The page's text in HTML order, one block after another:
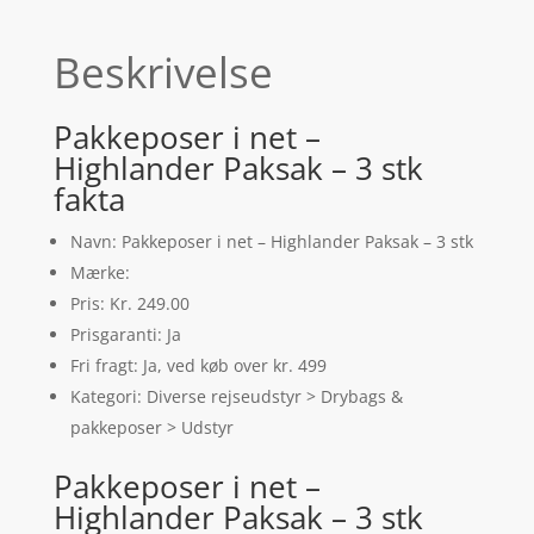
Beskrivelse
Pakkeposer i net –
Highlander Paksak – 3 stk
fakta
Navn: Pakkeposer i net – Highlander Paksak – 3 stk
Mærke:
Pris: Kr. 249.00
Prisgaranti: Ja
Fri fragt: Ja, ved køb over kr. 499
Kategori: Diverse rejseudstyr > Drybags &
pakkeposer > Udstyr
Pakkeposer i net –
Highlander Paksak – 3 stk